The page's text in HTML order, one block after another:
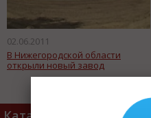
02.06.2011
В Нижегородской области
открыли новый завод